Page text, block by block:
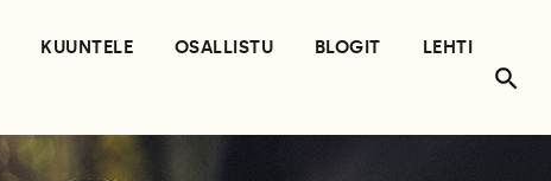
KUUNTELE OSALLISTU BLOGIT
LEHTI